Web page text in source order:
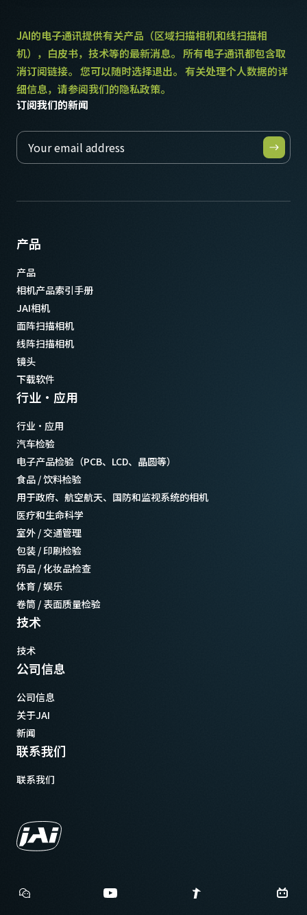
JAI的电子通讯提供有关产品（区域扫描相机和线扫描相
机），白皮书，技术等的最新消息。 所有电子通讯都包含取
消订阅链接。 您可以随时选择退出。 有关处理个人数据的详
细信息，请参阅我们的隐私政策。
订阅我们的新闻
产品
产品
相机产品索引手册
JAI相机
面阵扫描相机
线阵扫描相机
镜头
下载软件
行业·应用
行业·应用
汽车检验
电子产品检验（PCB、LCD、晶圆等）
食品 / 饮料检验
用于政府、航空航天、国防和监视系统的相机
医疗和生命科学
室外 / 交通管理
包装 / 印刷检验
药品 / 化妆品检查
体育 / 娱乐
卷筒 / 表面质量检验
技术
技术
公司信息
公司信息
关于JAI
新闻
联系我们
联系我们